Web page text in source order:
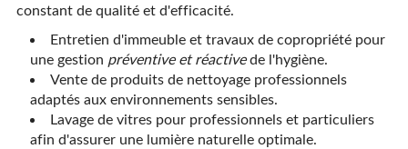
constant de qualité et d'efficacité.
Entretien d'immeuble et travaux de copropriété pour
une gestion préventive et réactivede l'hygiène.
Vente de produits de nettoyage professionnels
adaptés aux environnements sensibles.
Lavage de vitres pour professionnels et particuliers
afin d'assurer une lumière naturelle optimale.